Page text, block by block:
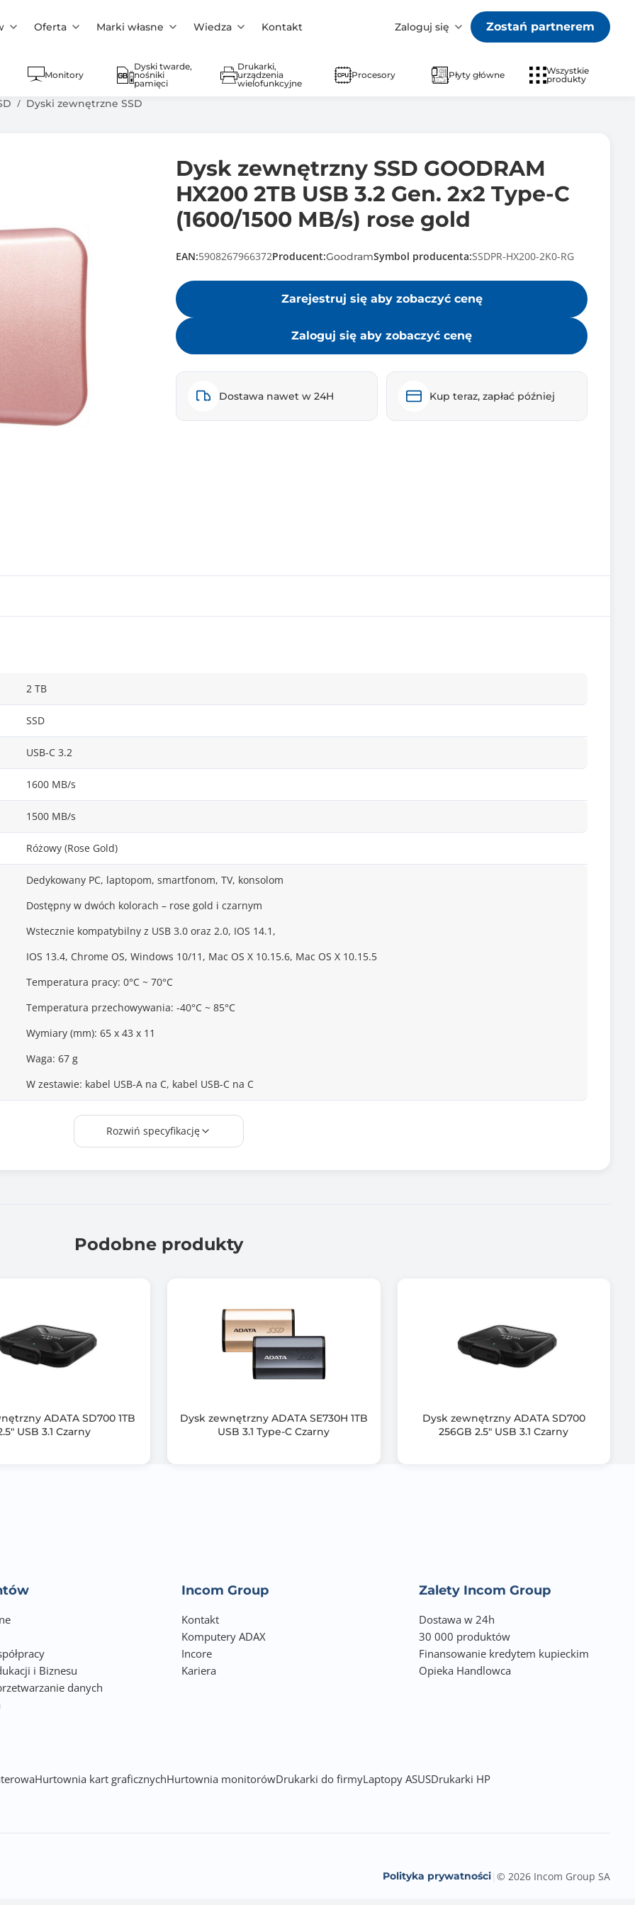
Oferta Marki własne Wiedza Kontakt Zaloguj się Zostań partnerem
Monitory
Dyski twarde,
nośniki
pamięci
Drukarki,
urządzenia
wielofunkcyjne
Procesory Płyty główne
Wszystkie
produkty
Dyski zewnętrzne SSD
Dysk zewnętrzny SSD GOODRAM
HX200 2TB USB 3.2 Gen. 2x2 Type-C
(1600/1500 MB/s) rose gold
EAN:5908267966372Producent:GoodramSymbol producenta:SSDPR-HX200-2K0-RG
Zarejestruj się aby zobaczyć cenę
Zaloguj się aby zobaczyć cenę
Dostawa nawet w 24H Kup teraz, zapłać później
2 TB
SSD
USB-C 3.2
1600 MB/s
1500 MB/s
Różowy (Rose Gold)
Dedykowany PC, laptopom, smartfonom, TV, konsolom
Dostępny w dwóch kolorach – rose gold i czarnym
Wstecznie kompatybilny z USB 3.0 oraz 2.0, IOS 14.1,
IOS 13.4, Chrome OS, Windows 10/11, Mac OS X 10.15.6, Mac OS X 10.15.5
Temperatura pracy: 0°C ~ 70°C
Temperatura przechowywania: -40°C ~ 85°C
Wymiary (mm): 65 x 43 x 11
Waga: 67 g
W zestawie: kabel USB-A na C, kabel USB-C na C
Rozwiń specyfikację
Podobne produkty
ADATA SD700 1TB
USB 3.1 Czarny
Dysk zewnętrzny ADATA SE730H 1TB
USB 3.1 Type-C Czarny
Dysk zewnętrzny ADATA SD700
256GB 2.5" USB 3.1 Czarny
i Biznesu
danych
Incom Group
Kontakt
Komputery ADAX
Incore
Kariera
Zalety Incom Group
Dostawa w 24h
30 000 produktów
Finansowanie kredytem kupieckim
Opieka Handlowca
Hurtownia kart graficznychHurtownia monitorówDrukarki do firmyLaptopy ASUSDrukarki HP
Polityka prywatności © 2026 Incom Group SA